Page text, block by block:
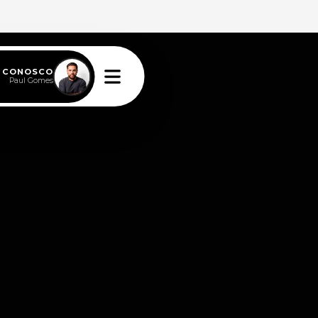
Paul Gomes